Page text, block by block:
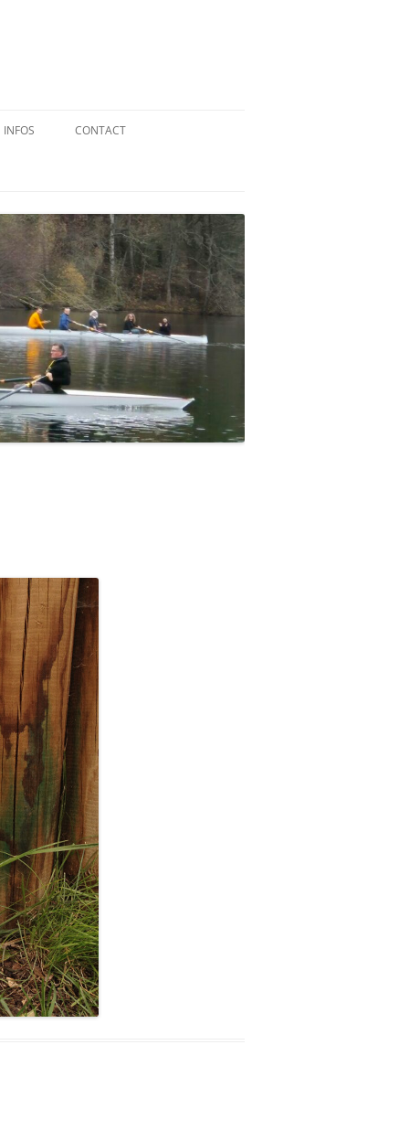
INFOS
RÉGLEMENT INTÉRIEUR
RÉGLEMENT DE LA FFA
MENTIONS LÉGALES
PARTENAIRES
CONTACT